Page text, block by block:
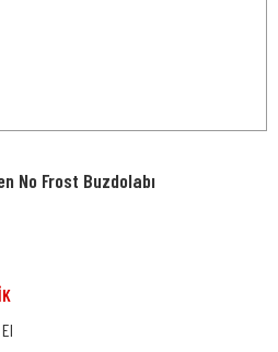
No Frost Buzdolabı